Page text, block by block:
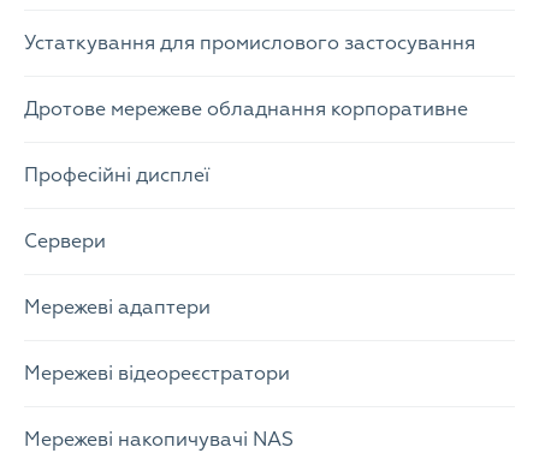
Устаткування для промислового застосування
Дротове мережеве обладнання корпоративне
Професійні дисплеї
Сервери
Мережеві адаптери
Мережеві відеореєстратори
Мережеві накопичувачі NAS